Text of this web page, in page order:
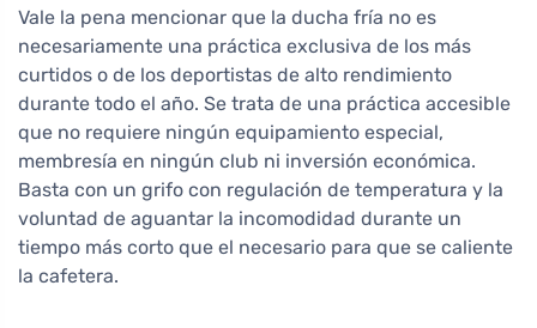
Vale la pena mencionar que la ducha fría no es
necesariamente una práctica exclusiva de los más
curtidos o de los deportistas de alto rendimiento
durante todo el año. Se trata de una práctica accesible
que no requiere ningún equipamiento especial,
membresía en ningún club ni inversión económica.
Basta con un grifo con regulación de temperatura y la
voluntad de aguantar la incomodidad durante un
tiempo más corto que el necesario para que se caliente
la cafetera.